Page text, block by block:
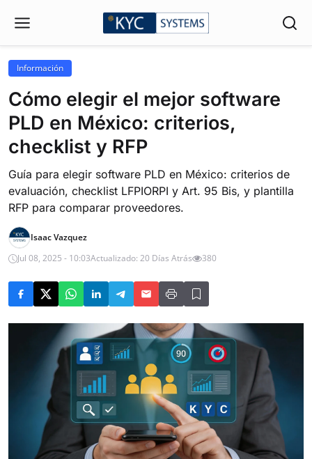
Información
Cómo elegir el mejor software
PLD en México: criterios,
checklist y RFP
Guía para elegir software PLD en México: criterios de
evaluación, checklist LFPIORPI y Art. 95 Bis, y plantilla
RFP para comparar proveedores.
Isaac Vazquez
Jul 08, 2025 - 10:03Actualizado: 20 Días Atrás 380